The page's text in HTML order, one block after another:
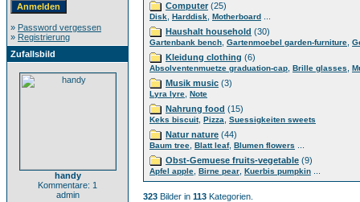
» Password vergessen
» Registrierung
Zufallsbild
handy
Kommentare: 1
admin
Computer(25)
Disk Harddisk Motherboard
Haushalt household (30)
Gartenbank bench Gartenmoebel garden-furniture
Kleidung clothing (6)
Absolventenmuetze graduation-cap Brille glasses
Musik music (3)
Lyra lyre Note
Nahrung food (15)
Keks biscuit, Pizza Suessigkeiten sweets
Natur nature (44)
Baum tree Blatt leaf, Blumen flowers
Obst-Gemuese fruits-vegetable (9)
Apfel apple Birne pear Kuerbis pumpkin
323 Bilder in 113 Kategorien.